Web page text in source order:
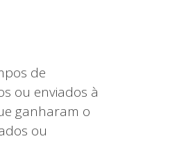
de
ou enviados à
ganharam o
ou